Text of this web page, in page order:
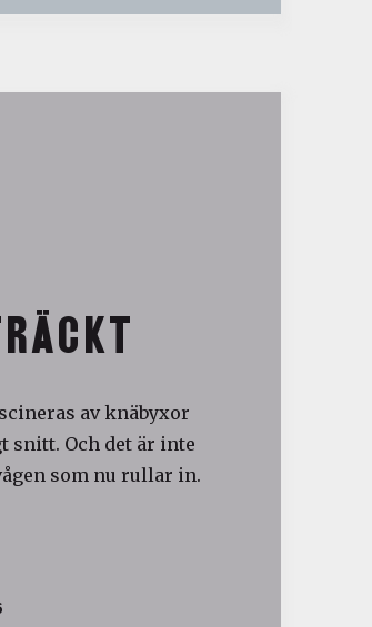
av knäbyxor
snitt. Och det är inte
som nu rullar in.